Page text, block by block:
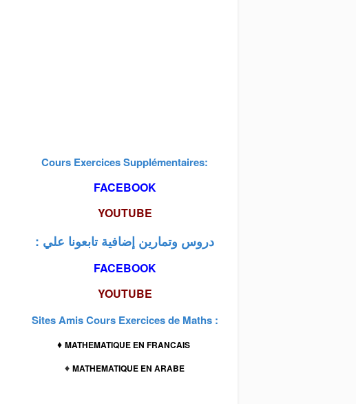
Cours Exercices Supplémentaires:
FACEBOOK
YOUTUBE
: دروس وتمارين إضافية تابعونا علي
FACEBOOK
YOUTUBE
Sites Amis Cours Exercices de Maths :
♦MATHEMATIQUE EN FRANCAIS
♦MATHEMATIQUE EN ARABE